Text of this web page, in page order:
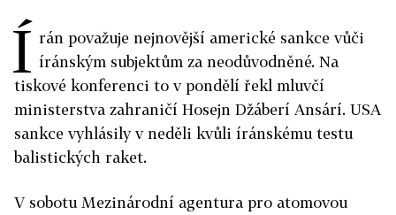
Í rán považuje nejnovější americké sankce vůči
íránským subjektům za neodůvodněné. Na
tiskové konferenci to v pondělí řekl mluvčí
ministerstva zahraničí Hosejn Džáberí Ansárí. USA
sankce vyhlásily v neděli kvůli íránskému testu
balistických raket.
V sobotu Mezinárodní agentura pro atomovou